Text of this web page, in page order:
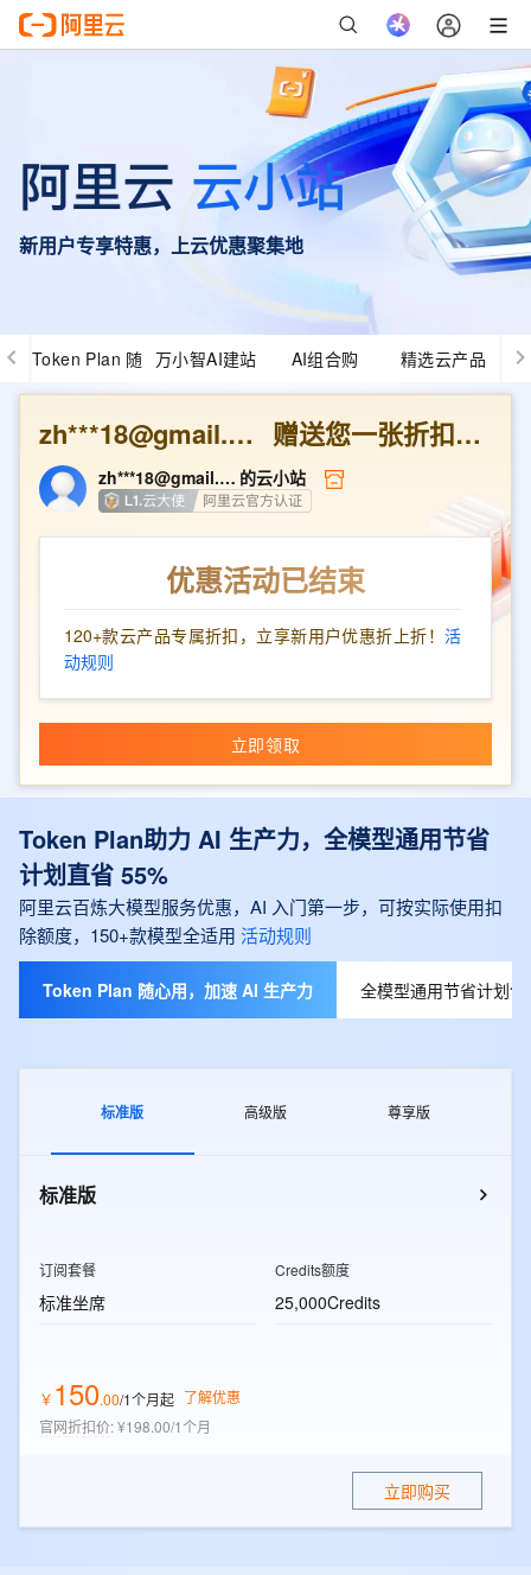
新用户专享特惠，上云优惠聚集地
Token Plan 随 万小智AI建站 AI组合购 精选云产品
zh***18@gmail.com 赠送您一张折扣优惠券
zh***18@gmail.com 的云小站
优惠活动已结束
120+款云产品专属折扣，立享新用户优惠折上折！ 活
动规则
立即领取
Token Plan助力 AI 生产力，全模型通用节省
计划直省 55%
阿里云百炼大模型服务优惠，AI 入门第一步，可按实际使用扣
除额度，150+款模型全适用 活动规则
Token Plan 随心用，加速 AI 生产力 全模型通用节省计划
标准版 高级版 尊享版
标准版
订阅套餐
标准坐席
Credits额度
25,000Credits
￥ 150.00/1个月起 了解优惠
官网折扣价:¥198.00/1个月
立即购买